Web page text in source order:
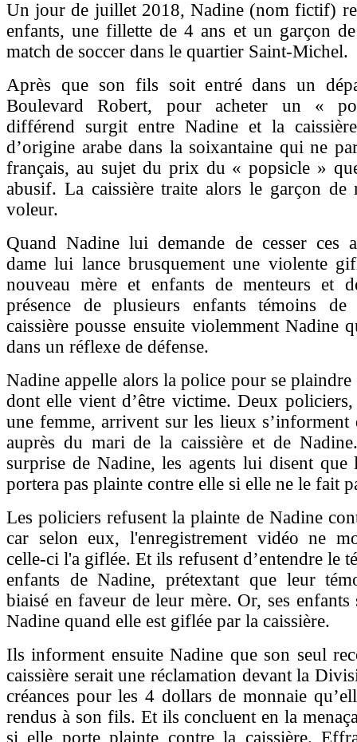
Un jour de juillet 2018, Nadine (nom fictif)
enfants, une fillette de 4 ans et un garçon
match de soccer dans le quartier Saint-Michel.
Après que son fils soit entré dans un
Boulevard Robert, pour acheter un «
différend surgit entre Nadine et la
d’origine arabe dans la soixantaine qui ne
français, au sujet du prix du « popsicle »
abusif. La caissière traite alors le garçon de
voleur.
Quand Nadine lui demande de cesser ces
dame lui lance brusquement une violente
nouveau mère et enfants de menteurs et
présence de plusieurs enfants témoins
caissière pousse ensuite violemment Nadine
dans un réflexe de défense.
Nadine appelle alors la police pour se plaindre
dont elle vient d’être victime. Deux
une femme, arrivent sur les lieux s’informent
auprès du mari de la caissière et de
surprise de Nadine, les agents lui disent que
portera pas plainte contre elle si elle ne le fait
Les policiers refusent la plainte de Nadine
car selon eux, l'enregistrement vidéo ne
celle-ci l'a giflée. Et ils refusent d’entendre le
enfants de Nadine, prétextant que leur
biaisé en faveur de leur mère. Or, ses enfants
Nadine quand elle est giflée par la caissière.
Ils informent ensuite Nadine que son seul
caissière serait une réclamation devant la
créances pour les 4 dollars de monnaie
rendus à son fils. Et ils concluent en la
si elle porte plainte contre la caissière.